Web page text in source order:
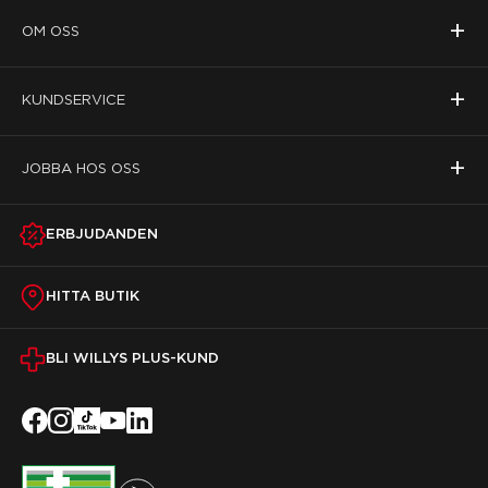
OM OSS +
KUNDSERVICE +
JOBBA HOS OSS +
ERBJUDANDEN
HITTA BUTIK
BLI WILLYS PLUS-KUND